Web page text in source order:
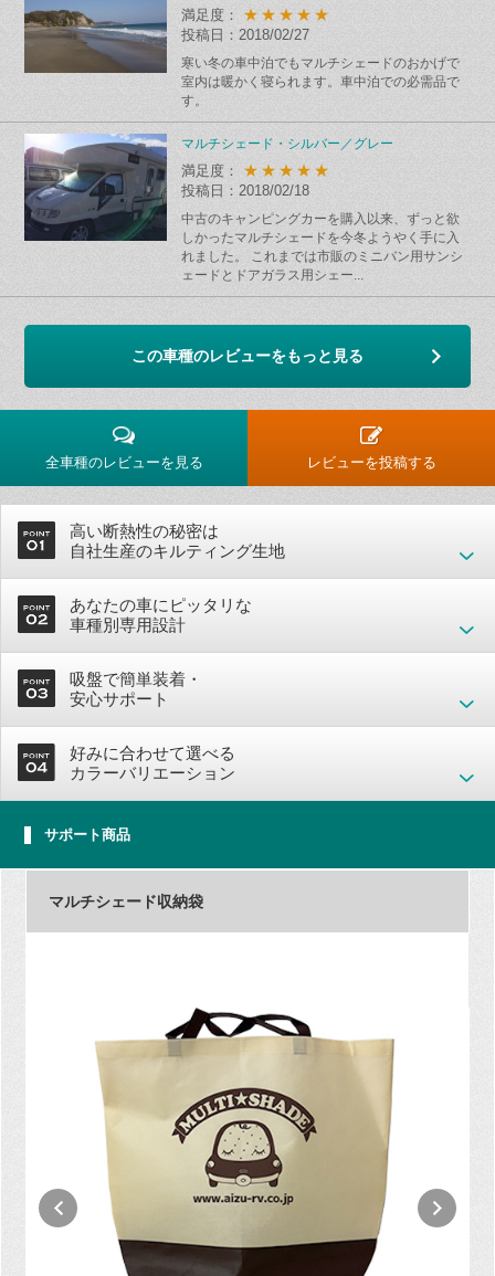
満足度： ★★★★★
投稿日：2018/02/27
寒い冬の車中泊でもマルチシェードのおかげで
室内は暖かく寝られます。車中泊での必需品で
す。
マルチシェード・シルバー／グレー
満足度： ★★★★★
投稿日：2018/02/18
中古のキャンピングカーを購入以来、ずっと欲
しかったマルチシェードを今冬ようやく手に入
れました。 これまでは市販のミニバン用サンシ
ェードとドアガラス用シェー...
この車種のレビューをもっと見る
全車種のレビューを見る レビューを投稿する
高い断熱性の秘密は
自社生産のキルティング生地
あなたの車にピッタリな
車種別専用設計
吸盤で簡単装着・
安心サポート
好みに合わせて選べる
カラーバリエーション
サポート商品
マルチシェード収納袋